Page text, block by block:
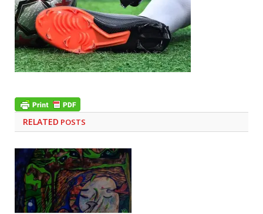
RELATED POSTS